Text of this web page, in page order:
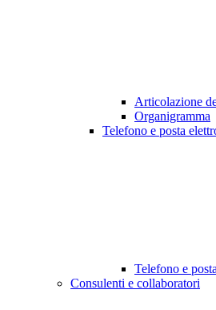
Articolazione
Organigramma
Telefono e posta
Telefono e
Consulenti e collaboratori